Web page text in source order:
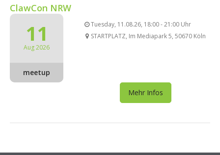
ClawCon NRW
11
Aug 2026
meetup
Tuesday, 11.08.26, 18:00 - 21:00 Uhr
STARTPLATZ, Im Mediapark 5, 50670 Köln
Mehr Infos